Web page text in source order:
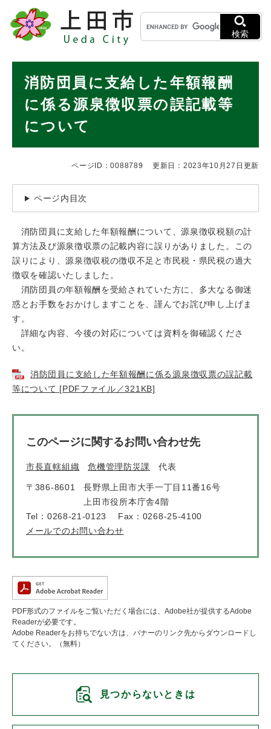
メニューを飛ばして本文へ
キ
ー
ワ
検
検索
消防団員に支給した年額報酬
に係る源泉徴収票の誤記載等
について
ページID：0088789 更新日：2023年10月27日更新
ページ内目次
消防団員に支給した年額報酬について、源泉徴収税額の計
算方法及び源泉徴収票の記載内容に誤りがありました。この
誤りにより、源泉徴収税の徴収不足と市民税・県民税の過大
徴収を確認いたしました。
消防団員の年額報酬を受給されていた方に、多大なる御迷
惑とお手数をおかけしますことを、謹んでお詫び申し上げま
す。
詳細な内容、今後の対応については資料を御確認くださ
い。
消防団員に支給した年額報酬に係る源泉徴収票の誤記載
等について [PDFファイル／321KB]
このページに関するお問い合わせ先
市長直轄組織 危機管理防災課 代表
〒386-8601
長野県上田市大手一丁目11番16号
上田市役所本庁舎4階
Tel：0268-21-0123
Fax：0268-25-4100
メールでのお問い合わせ
PDF形式のファイルをご覧いただく場合には、Adobe社が提供するAdobe
Readerが必要です。
Adobe Readerをお持ちでない方は、バナーのリンク先からダウンロードし
てください。（無料）
見つからないときは